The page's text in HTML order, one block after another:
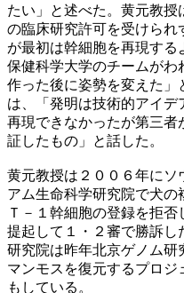
たい」と述べた。黄元教
の臨床研究許可を受けら
が最初は幹細胞を再現す
保健科学大学のチームがわ
作った後に姿勢を変えた
は、「発明は技術的アイ
再現できなかったが第三者
証したもの」と話した。
黄元教授は２００６年にソ
アム生命科学研究院で犬の
Ｔ－１幹細胞の登録を拒
提起して１・２審で勝訴し
研究院は昨年北京ゲノム研
マンモスを復元するプロジ
もしている。